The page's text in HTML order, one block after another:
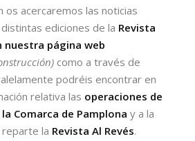
os acercaremos las noticias
ediciones de la Revista
nuestra página web
como a través de
podréis encontrar en
relativa las operaciones de
Comarca de Pamplona y a la
reparte la Revista Al Revés.